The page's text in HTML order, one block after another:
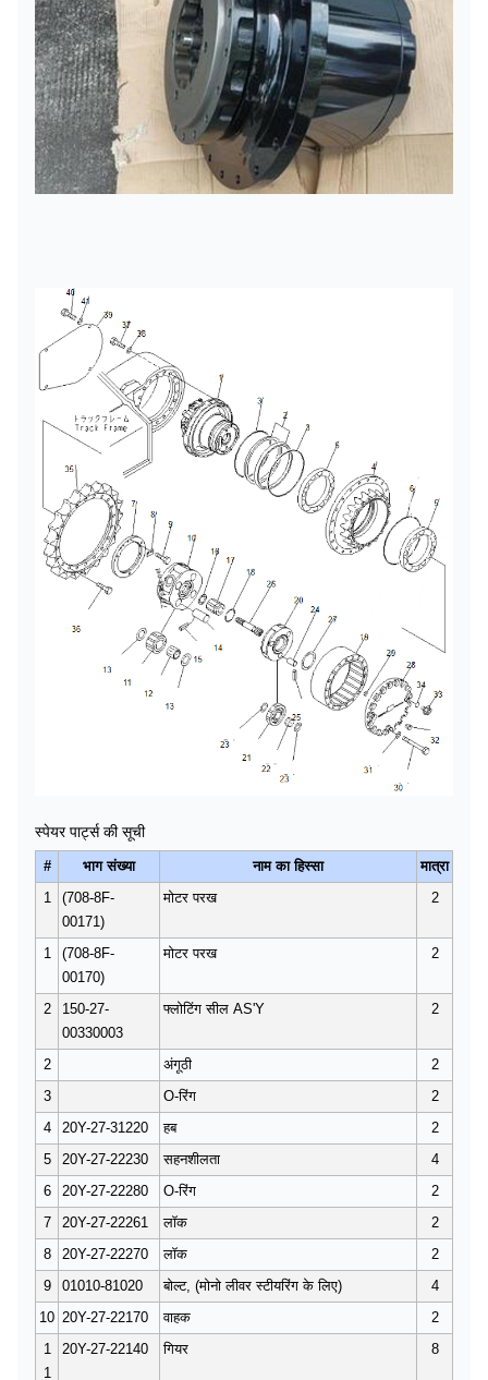
स्पेयर पार्ट्स की सूची
# भाग संख्या नाम का हिस्सा
मात्रा
1
(708-8F-
00171)
मोटर परख 2
1
(708-8F-
00170)
मोटर परख 2
2
150-27-
00330003
फ्लोटिंग सील AS'Y 2
2 अंगूठी
2
3
O-रिंग
2
4
20Y-27-31220 हब
2
5
20Y-27-22230 सहनशीलता
4
6
20Y-27-22280 O-रिंग
2
7
20Y-27-22261 लॉक
2
8
20Y-27-22270 लॉक
2
9
01010-81020 बोल्ट, (मोनो लीवर स्टीयरिंग के लिए)
4
10 20Y-27-22170 वाहक
2
1
1
20Y-27-22140 गियर 8